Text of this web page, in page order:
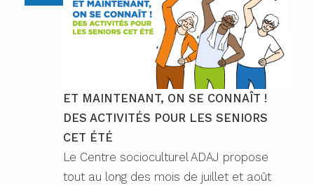
ET MAINTENANT, ON SE CONNAÎT !
DES ACTIVITÉS POUR LES SENIORS
CET ÉTÉ
Le Centre socioculturel ADAJ propose
tout au long des mois de juillet et août